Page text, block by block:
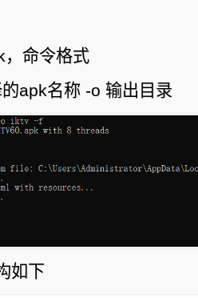
，命令格式
apk名称 -o 输出目录
如下